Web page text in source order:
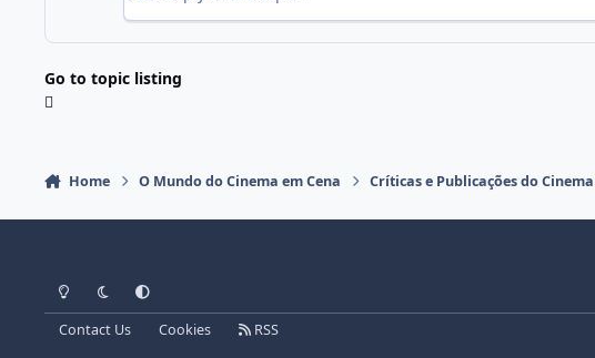
Go to topic listing
Home O Mundo do Cinema em Cena Críticas e Publicações do
Light ModeDark ModeSystem Preference
Contact Us Cookies RSS